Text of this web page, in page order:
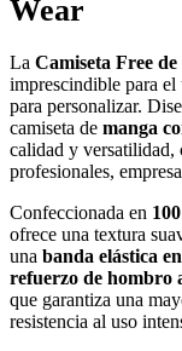
Wear
La Camiseta Free
imprescindible para
para personalizar.
camiseta de manga
calidad y versatilidad,
profesionales,
Confeccionada en
ofrece una textura
una banda elástica
refuerzo de hombro
que garantiza una
resistencia al uso